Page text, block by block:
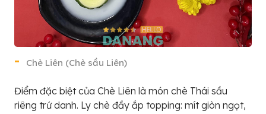
Chè Liên (Chè sầu Liên)
Điểm đặc biệt của Chè Liên là món chè Thái sầu
riêng trứ danh. Ly chè đầy ắp topping: mít giòn ngọt,